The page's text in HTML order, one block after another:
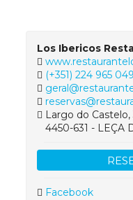
Los Ibericos
(+351) 224 965 049
Largo do Castelo,
4450-631 - LEÇA
Facebook